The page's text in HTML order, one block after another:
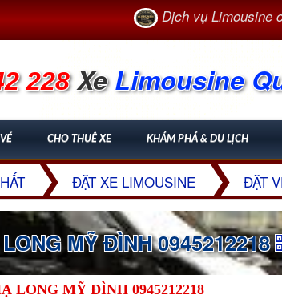
Dịch vụ Limousine cho
228XeLimousine
CHO THUÊ XE KHÁM PHÁ & DU LỊCH
ĐẶT XE LIMOUSINE ĐẶT
MỸ ĐÌNH 0945212218
LONG MỸ ĐÌNH 0945212218